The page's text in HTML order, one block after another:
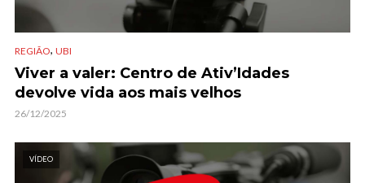
REGIÃO, UBI
Viver a valer: Centro de Ativ’Idades
devolve vida aos mais velhos
26/12/2025
VÍDEO